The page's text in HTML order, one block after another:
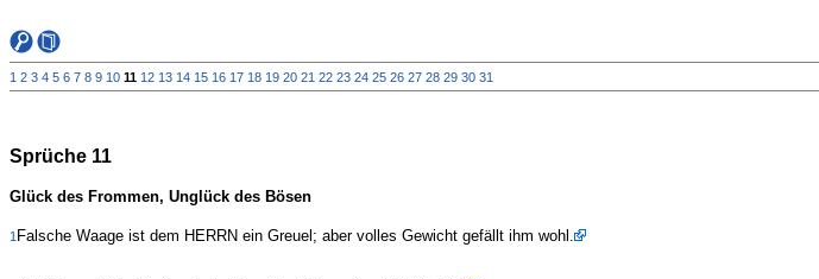
1 2 3 4 5 6 7 8 9 10 11 12 13 14 15 16 17 18 19 20 21 22 23 24 25 26 27 28 29 30 31
Sprüche 11
Glück des Frommen, Unglück des Bösen
1 Falsche Waage ist dem HERRN ein Greuel; aber volles Gewicht gefällt ihm wohl.